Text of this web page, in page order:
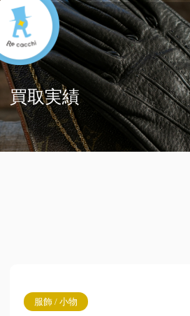
買取実績
服飾 / 小物